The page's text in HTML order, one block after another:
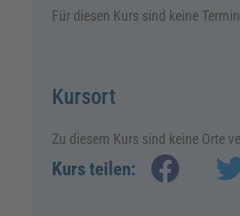
Für diesen Kurs sind keine
Kursort
Zu diesem Kurs sind keine Orte
Kurs teilen: